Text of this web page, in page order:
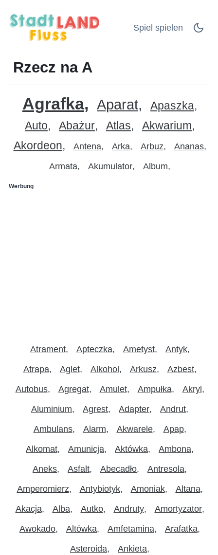
Spiel spielen
Rzecz na A
Agrafka Aparat
Apaszka
Auto
Abażur Atlas
Akwarium
Akordeon
Antena Arka Arbuz Ananas
Armata Akumulator Album
Werbung
Atrament Apteczka Ametyst Antyk
Atrapa Aglet Alkohol Arkusz Azbest
Autobus Agregat Amulet Ampułka Akryl
Aluminium Agrest Adapter Andrut
Ambulans Alarm Akwarele Apap
Alkomat Amunicja Aktówka Ambona
Aneks Asfalt Abecadło Antresola
Amperomierz Antybiotyk Amoniak Altana
Akacja Alba Autko Andruty Amortyzator
Awokado Altówka Amfetamina Arafatka
Asteroida Ankieta